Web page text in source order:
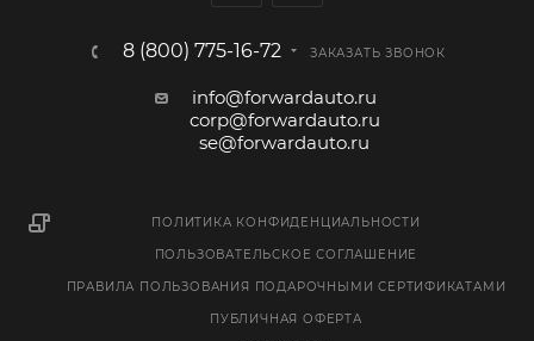
8 (800) 775-16-72 ЗАКАЗАТЬ ЗВОНОК
info@forwardauto.ru
corp@forwardauto.ru
se@forwardauto.ru
ПОЛИТИКА КОНФИДЕНЦИАЛЬНОСТИ
ПОЛЬЗОВАТЕЛЬСКОЕ СОГЛАШЕНИЕ
ПРАВИЛА ПОЛЬЗОВАНИЯ ПОДАРОЧНЫМИ СЕРТИФИКАТАМИ
ПУБЛИЧНАЯ ОФЕРТА